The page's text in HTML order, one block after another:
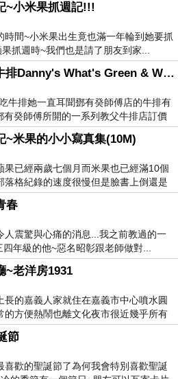
~小米果抓週記!!!
時間~小米果出生竟也滿一年輪到她要抓
抓週時~我們也是請了朋友到家...
食記: 教父牛排Danny's What's Green & What's Grill
牛排她一直耳聞鄧有癸師傅店的牛排有
有癸師傅所開的一系列教父牛排店訂價
~米果的小小寫真集(10M)
果已經兩歲七個月而米果也已經滿10個
落格紀錄的速度很慢但是臉書上倒還是
春
人震驚與心痛的消息...我之前教過的一
年級的他~惡名昭彰跟老師做對...
~老洋房1931
長的嘉義人家就住在嘉義市中心噴水圓
的方便熱鬧也離文化夜市很近幾乎所有
節
喜歡的聖誕節了為何我會特別喜歡聖誕